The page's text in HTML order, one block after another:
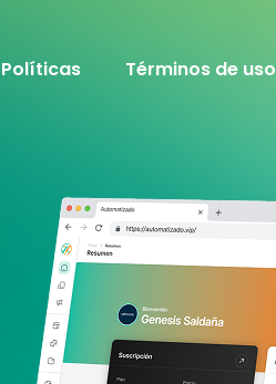
Políticas Términos de uso